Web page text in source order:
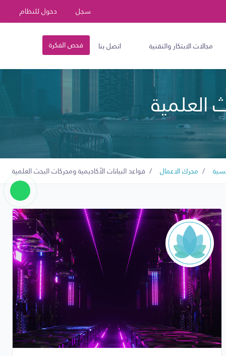
سجل دخول للنظام
مجالات الابتكار والتقنية اتصل بنا فحص الفكرة
العلمية
محرك الاعمال قواعد البيانات الأكاديمية ومحركات البحث العلمية